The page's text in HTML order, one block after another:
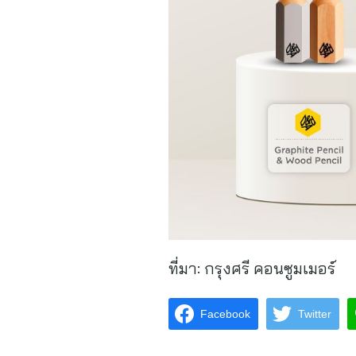
ที่มา: กรุงศรี คอนซูมเมอร์
Facebook Twitter